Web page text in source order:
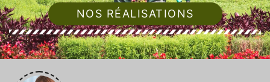
NOS RÉALISATIONS